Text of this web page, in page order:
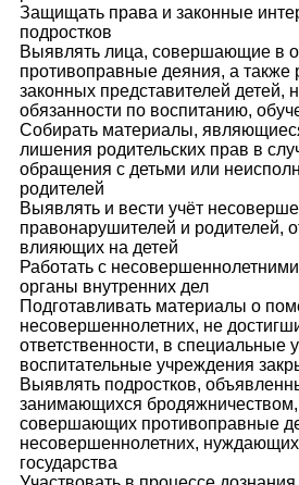
Защищать права и законные
подростков
Выявлять лица, совершающие в
противоправные деяния, а также
законных представителей детей,
обязанности по воспитанию,
Собирать материалы,
лишения родительских прав в
обращения с детьми или
родителей
Выявлять и вести учёт
правонарушителей и родителей,
влияющих на детей
Работать с
органы внутренних дел
Подготавливать материалы о
несовершеннолетних, не
ответственности, в специальные
воспитательные учреждения
Выявлять подростков,
занимающихся
совершающих противоправные
несовершеннолетних,
государства